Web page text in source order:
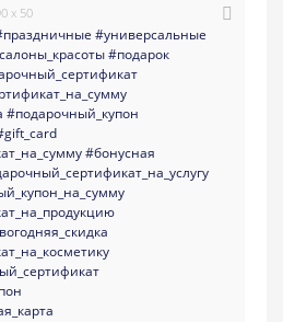
x 50
#универсальные
#подарок
#подарочный_купон
#бонусная